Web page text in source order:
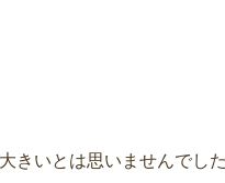
いとは思いませんでした